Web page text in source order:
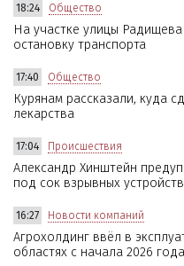
18:24 Общество
На участке улицы Радищева
остановку транспорта
17:40 Общество
Курянам рассказали, куда
лекарства
17:04 Происшествия
Александр Хинштейн
под сок взрывных
16:27 Новости компаний
Агрохолдинг ввёл в
областях с начала 2026 года